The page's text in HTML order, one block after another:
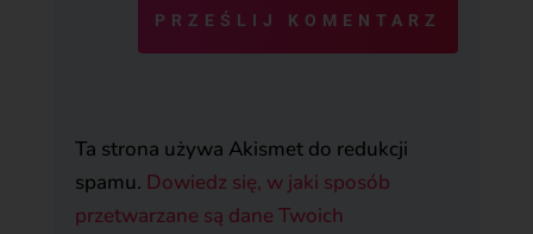
PRZEŚLIJ KOMENTARZ
Ta strona używa Akismet do redukcji
spamu. Dowiedz się, w jaki sposób
przetwarzane są dane Twoich